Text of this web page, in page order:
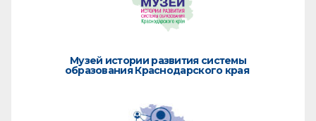
Музей истории развития системы
образования Краснодарского края